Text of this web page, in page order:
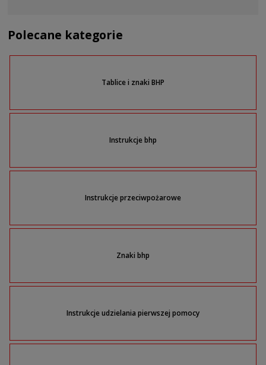
Polecane kategorie
Tablice i znaki BHP
Instrukcje bhp
Instrukcje przeciwpożarowe
Znaki bhp
Instrukcje udzielania pierwszej pomocy